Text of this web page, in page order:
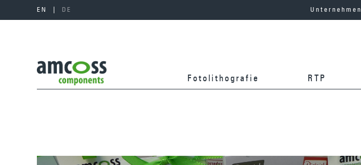
EN DE Unternehmen
Fotolithografie RTP